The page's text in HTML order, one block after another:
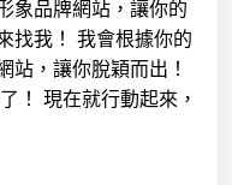
象品牌網站，讓你的
找我！ 我會根據你的
站，讓你脫穎而出！
！ 現在就行動起來，